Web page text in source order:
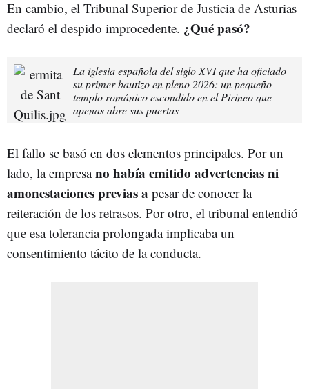
En cambio, el Tribunal Superior de Justicia de Asturias
declaró el despido improcedente. ¿Qué pasó?
La iglesia española del siglo XVI que ha oficiado
su primer bautizo en pleno 2026: un pequeño
templo románico escondido en el Pirineo que
apenas abre sus puertas
El fallo se basó en dos elementos principales. Por un
lado, la empresano había emitido advertencias ni
amonestaciones previas a pesar de conocer la
reiteración de los retrasos. Por otro, el tribunal entendió
que esa tolerancia prolongada implicaba un
consentimiento tácito de la conducta.